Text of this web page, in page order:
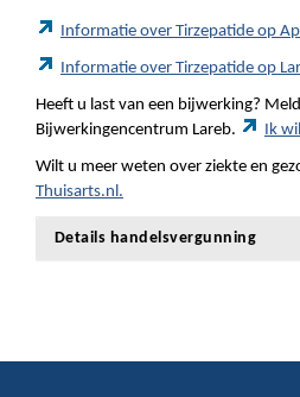
Informatie over Tirzepatide op
Informatie over Tirzepatide op
Heeft u last van een bijwerking?
Bijwerkingencentrum Lareb.
Ik
Wilt u meer weten over ziekte en
Thuisarts.nl.
Details handelsvergunning